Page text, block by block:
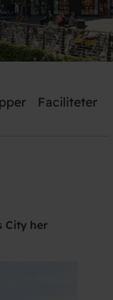
Faciliteter
City her